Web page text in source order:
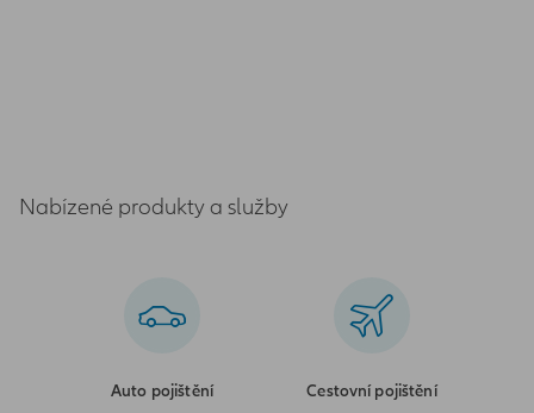
Nabízené produkty a služby
Auto pojištění Cestovní pojištění